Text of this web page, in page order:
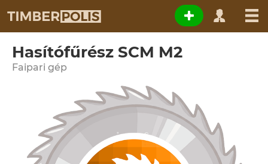
Hasítófűrész SCM M2
Faipari gép